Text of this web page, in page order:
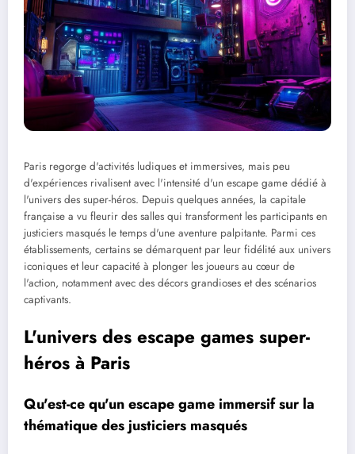
Paris regorge d'activités ludiques et immersives, mais peu
d'expériences rivalisent avec l'intensité d'un escape game dédié à
l'univers des super-héros. Depuis quelques années, la capitale
française a vu fleurir des salles qui transforment les participants en
justiciers masqués le temps d'une aventure palpitante. Parmi ces
établissements, certains se démarquent par leur fidélité aux univers
iconiques et leur capacité à plonger les joueurs au cœur de
l'action, notamment avec des décors grandioses et des scénarios
captivants.
L'univers des escape games super-
héros à Paris
Qu'est-ce qu'un escape game immersif sur la
thématique des justiciers masqués